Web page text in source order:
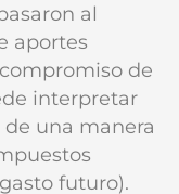
al
aportes
de
interpretar
una manera
futuro).